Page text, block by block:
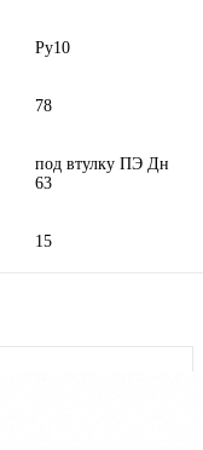
Ру10
78
под втулку ПЭ Дн
63
15